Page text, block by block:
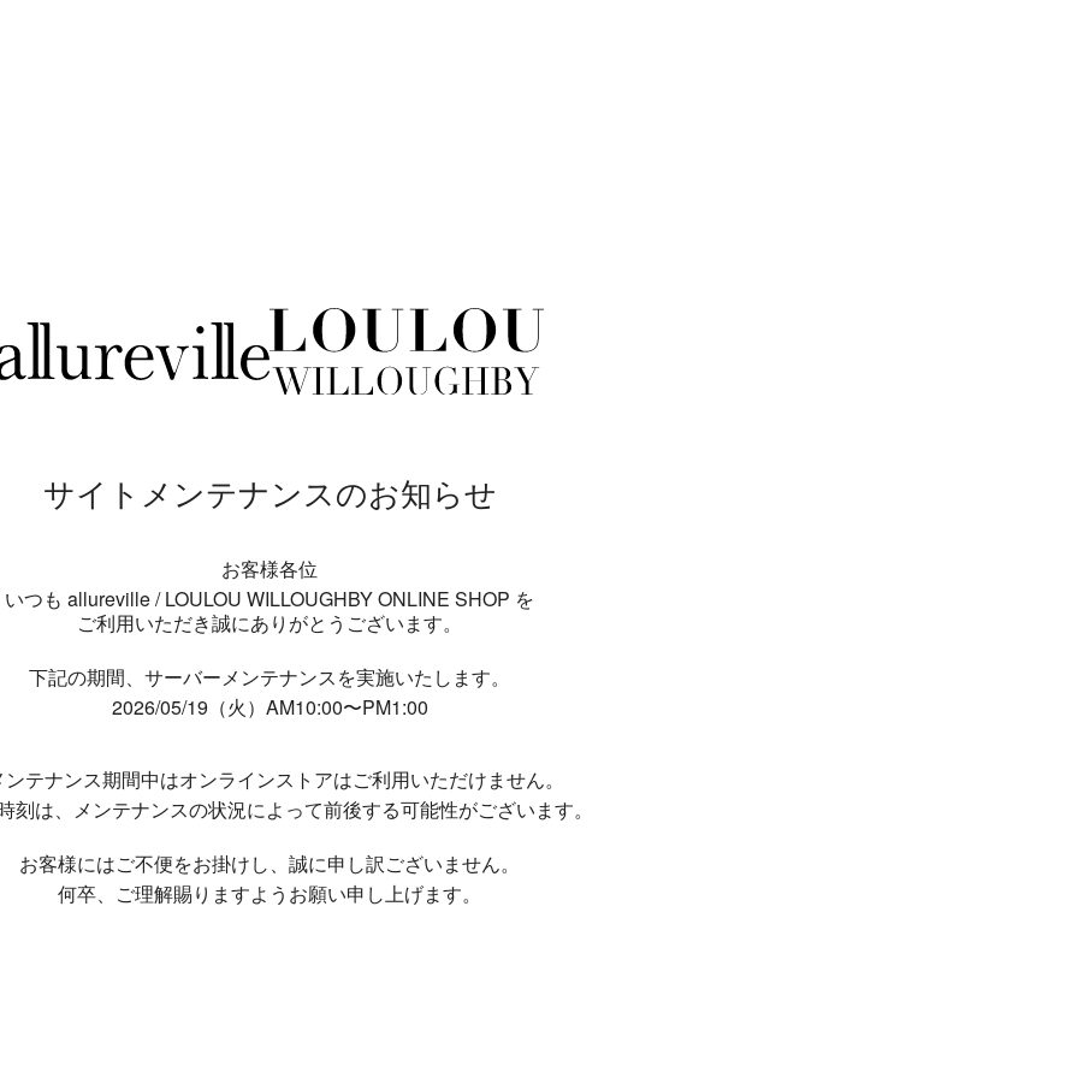
サイトメンテナンスのお知らせ
お客様各位
いつも allureville / LOULOU WILLOUGHBY ONLINE SHOP を
ご利用いただき誠にありがとうございます。
下記の期間、サーバーメンテナンスを実施いたします。
2026/05/19（火）AM10:00〜PM1:00
ンテナンス期間中はオンラインストアはご利用いただけません。
刻は、メンテナンスの状況によって前後する可能性がございます。
お客様にはご不便をお掛けし、 誠に申し訳ございません。
何卒、ご理解賜りますようお願い申し上げます。